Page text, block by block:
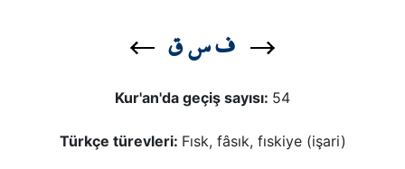
ف س ق
Kur'an'da geçiş sayısı: 54
Türkçe türevleri: Fısk, fâsık, fıskiye (işari)